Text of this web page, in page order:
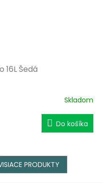
16L Šedá
Skladom
Do košíka
PRODUKTY